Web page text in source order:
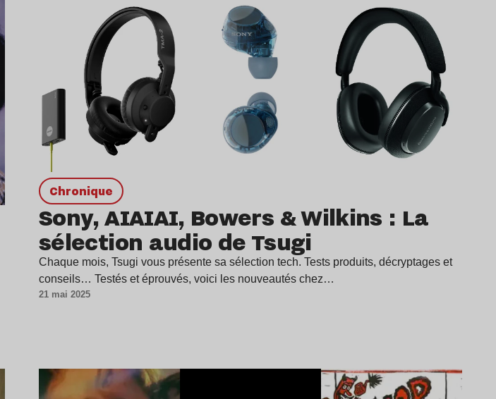
chronique
Sony, AIAIAI, Bowers & Wilkins : La
sélection audio de Tsugi
Chaque mois, Tsugi vous présente sa sélection tech. Tests produits, décryptages et
conseils… Testés et éprouvés, voici les nouveautés chez…
21 mai 2025